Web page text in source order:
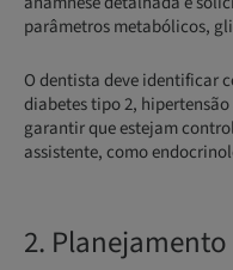
parâmetros metabólicos,
O dentista deve identificar
diabetes tipo 2,
garantir que estejam
assistente, como
2.